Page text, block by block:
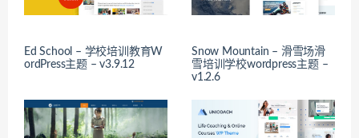
Ed School – 学校培训教育W
ordPress主题 – v3.9.12
Snow Mountain – 滑雪场滑
雪培训学校wordpress主题 –
v1.2.6